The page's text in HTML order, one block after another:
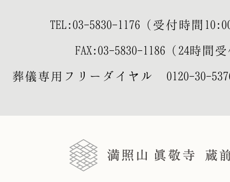
TEL: 03-5830-1176 （受付時間
FAX:03-5830-1186（24時間
葬儀専用フリーダイヤル 0120-30-